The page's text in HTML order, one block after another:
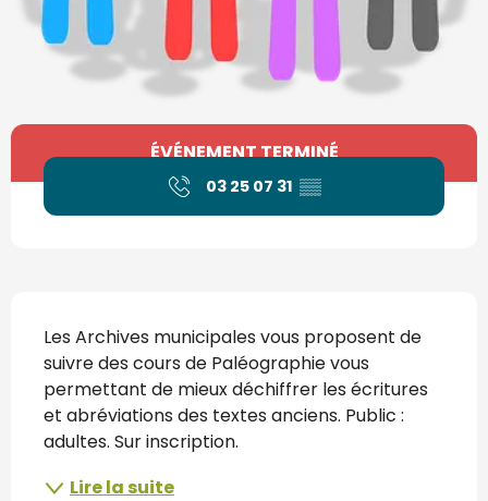
Ouverture et coordonnées
ÉVÉNEMENT TERMINÉ
03 25 07 31 ▒▒
Les Archives municipales vous proposent de
suivre des cours de Paléographie vous
permettant de mieux déchiffrer les écritures
et abréviations des textes anciens. Public :
adultes. Sur inscription.
Lire la suite